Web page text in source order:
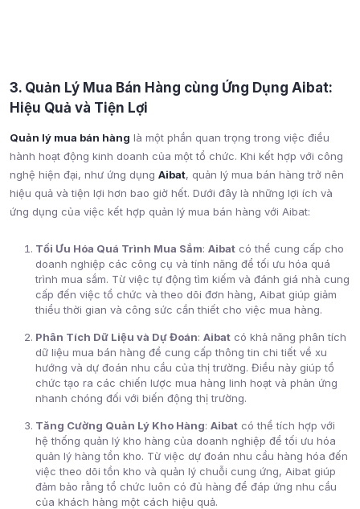
3. Quản Lý Mua Bán Hàng cùng Ứng Dụng Aibat:
Hiệu Quả và Tiện Lợi
Quản lý mua bán hàng là một phần quan trọng trong việc điều
hành hoạt động kinh doanh của một tổ chức. Khi kết hợp với công
nghệ hiện đại, như ứng dụng Aibat, quản lý mua bán hàng trở nên
hiệu quả và tiện lợi hơn bao giờ hết. Dưới đây là những lợi ích và
ứng dụng của việc kết hợp quản lý mua bán hàng với Aibat:
Tối Ưu Hóa Quá Trình Mua Sắm: Aibat có thể cung cấp cho
doanh nghiệp các công cụ và tính năng để tối ưu hóa quá
trình mua sắm. Từ việc tự động tìm kiếm và đánh giá nhà cung
cấp đến việc tổ chức và theo dõi đơn hàng, Aibat giúp giảm
thiểu thời gian và công sức cần thiết cho việc mua hàng.
Phân Tích Dữ Liệu và Dự Đoán: Aibat có khả năng phân tích
dữ liệu mua bán hàng để cung cấp thông tin chi tiết về xu
hướng và dự đoán nhu cầu của thị trường. Điều này giúp tổ
chức tạo ra các chiến lược mua hàng linh hoạt và phản ứng
nhanh chóng đối với biến động thị trường.
Tăng Cường Quản Lý Kho Hàng: Aibat có thể tích hợp với
hệ thống quản lý kho hàng của doanh nghiệp để tối ưu hóa
quản lý hàng tồn kho. Từ việc dự đoán nhu cầu hàng hóa đến
việc theo dõi tồn kho và quản lý chuỗi cung ứng, Aibat giúp
đảm bảo rằng tổ chức luôn có đủ hàng để đáp ứng nhu cầu
của khách hàng một cách hiệu quả.